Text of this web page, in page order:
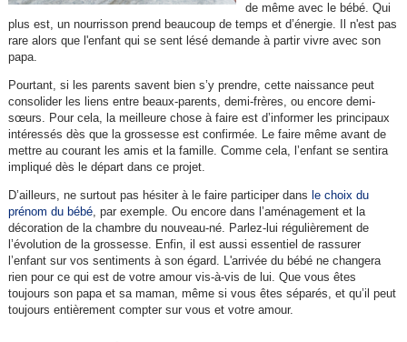
de même avec le bébé. Qui
plus est, un nourrisson prend beaucoup de temps et d’énergie. Il n'est pas
rare alors que l'enfant qui se sent lésé demande à partir vivre avec son
papa.
Pourtant, si les parents savent bien s’y prendre, cette naissance peut
consolider les liens entre beaux-parents, demi-frères, ou encore demi-
sœurs. Pour cela, la meilleure chose à faire est d’informer les principaux
intéressés dès que la grossesse est confirmée. Le faire même avant de
mettre au courant les amis et la famille. Comme cela, l’enfant se sentira
impliqué dès le départ dans ce projet.
D’ailleurs, ne surtout pas hésiter à le faire participer dans le choix du
prénom du bébé, par exemple. Ou encore dans l’aménagement et la
décoration de la chambre du nouveau-né. Parlez-lui régulièrement de
l’évolution de la grossesse. Enfin, il est aussi essentiel de rassurer
l’enfant sur vos sentiments à son égard. L'arrivée du bébé ne changera
rien pour ce qui est de votre amour vis-à-vis de lui. Que vous êtes
toujours son papa et sa maman, même si vous êtes séparés, et qu’il peut
toujours entièrement compter sur vous et votre amour.